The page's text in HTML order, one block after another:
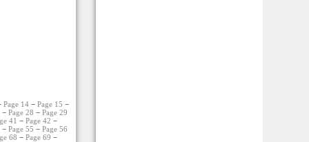
Page 14 −Page 15 −
−Page 28 −Page 29
41 − Page 42 −
−Page 55 −Page 56
68 − Page 69 −